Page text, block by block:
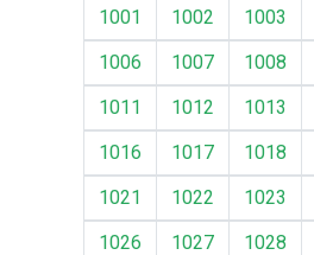
1001
1002 1003
1006
1007 1008
1011
1012 1013
1016
1017 1018
1021
1022 1023
1026
1027 1028